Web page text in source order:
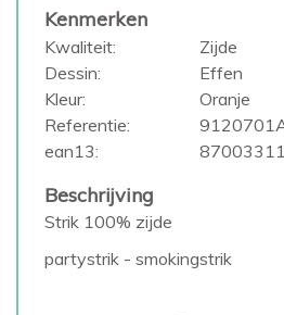
Kenmerken
Kwaliteit:
Zijde
Dessin:
Effen
Kleur:
Oranje
Referentie:
ean13:
Beschrijving
Strik 100% zijde
partystrik - smokingstrik